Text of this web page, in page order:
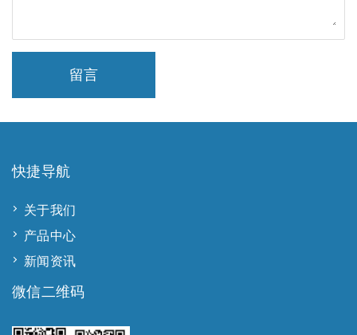
留言
快捷导航
关于我们
产品中心
新闻资讯
微信二维码